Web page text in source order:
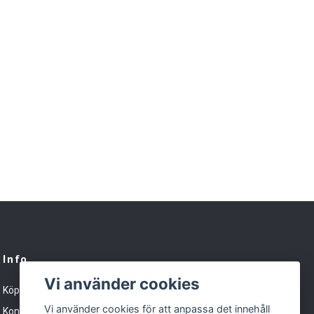
Info
Köpvillkor
Kontakt
Vi använder cookies
Vi använder cookies för att anpassa det innehåll